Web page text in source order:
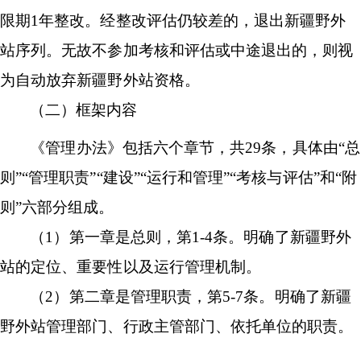
限期1年整改。经整改评估仍较差的，退出新疆野外
站序列。无故不参加考核和评估或中途退出的，则视
为自动放弃新疆野外站资格。
（二）框架内容
《管理办法》包括六个章节，共29条，具体由“总
则”“管理职责”“建设”“运行和管理”“考核与评估”和“附
则”六部分组成。
（1）第一章是总则，第1-4条。明确了新疆野外
站的定位、重要性以及运行管理机制。
（2）第二章是管理职责，第5-7条。明确了新疆
野外站管理部门、行政主管部门、依托单位的职责。